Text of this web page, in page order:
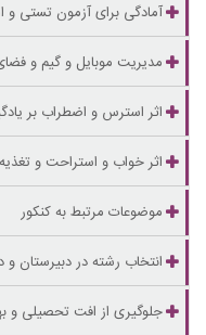
آمادگی برای آزمون تستی
مدیریت موبایل و گیم و
اثر استرس و اضطراب بر
اثر خواب و استراحت و
موضوعات مرتبط به کنکور
انتخاب رشته در دبیرستان و
جلوگیری از افت تحصیلی و